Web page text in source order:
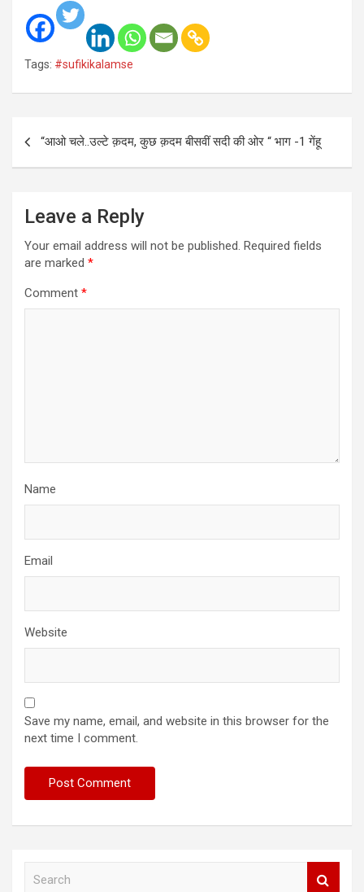
Tags: #sufikikalamse
“आओ चले..उल्टे क़दम, कुछ क़दम बीसवीं सदी की ओर “ भाग -1 गेंहू
Leave a Reply
Your email address will not be published. Required fields
are marked *
Comment *
Name
Email
Website
Save my name, email, and website in this browser for the
next time I comment.